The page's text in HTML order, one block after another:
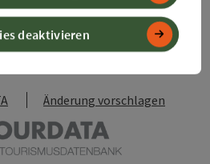
In der Nähe
Änderung vorschlagen
deaktivieren